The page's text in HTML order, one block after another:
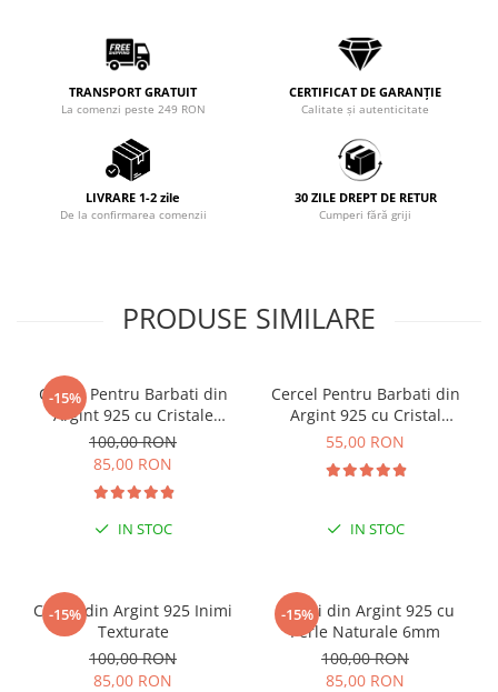
TRANSPORT GRATUIT
La comenzi peste 249 RON
CERTIFICAT DE GARANȚIE
Calitate și autenticitate
LIVRARE 1-2 zile
De la confirmarea comenzii
30 ZILE DREPT DE RETUR
Cumperi fără griji
PRODUSE SIMILARE
-15%
Cercei Pentru Barbati din
Argint 925 cu Cristale
Zirconia Patrate de 5mm
100,00 RON
85,00 RON
IN STOC
Cercel Pentru Barbati din
Argint 925 cu Cristal
Zirconia Argintiu
55,00 RON
IN STOC
-15%
Cercei din Argint 925 Inimi
Texturate
100,00 RON
85,00 RON
-15%
Cercei din Argint 925 cu
Perle Naturale 6mm
100,00 RON
85,00 RON